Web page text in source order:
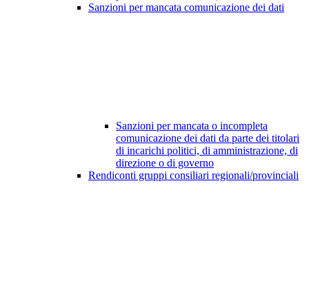
Sanzioni per mancata comunicazione dei dati
Sanzioni per mancata o incompleta
comunicazione dei dati da parte dei titolari
di incarichi politici, di amministrazione, di
direzione o di governo
Rendiconti gruppi consiliari regionali/provinciali